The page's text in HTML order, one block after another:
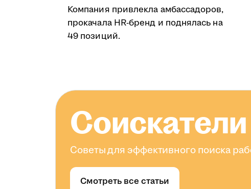
Компания привлекла амбассадоров,
прокачала HR-бренд и поднялась на
49 позиций.
Соискатели
Советы для эффективного поиска
Смотреть все статьи